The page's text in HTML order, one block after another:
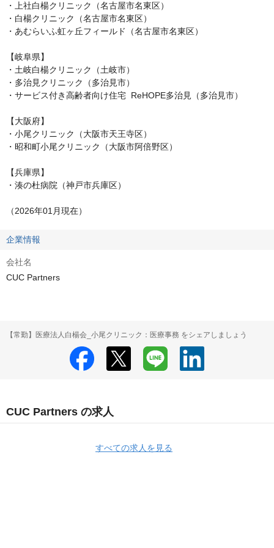
・上社白楊クリニック（名古屋市名東区）
・白楊クリニック（名古屋市名東区）
・あむらいふ虹ヶ丘フィールド（名古屋市名東区）
【岐阜県】
・土岐白楊クリニック（土岐市）
・多治見クリニック（多治見市）
・サービス付き高齢者向け住宅  ReHOPE多治見（多治見市）
【大阪府】
・小尾クリニック（大阪市天王寺区）
・昭和町小尾クリニック（大阪市阿倍野区）
【兵庫県】
・湊の杜病院（神戸市兵庫区）
（2026年01月現在）
企業情報
会社名
CUC Partners
【常勤】医療法人白楊会_小尾クリニック：医療事務 をシェアしましょう
CUC Partners の求人
すべての求人を見る